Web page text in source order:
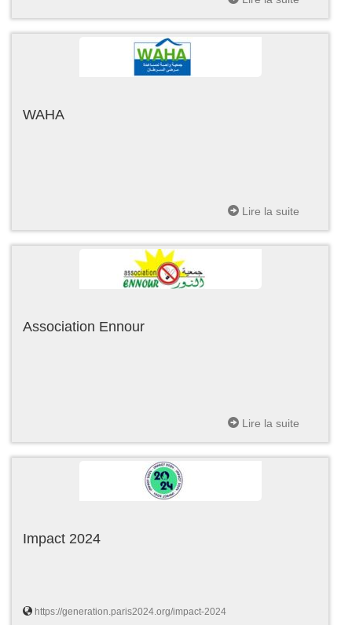
WAHA
Lire la suite
Association Ennour
Lire la suite
Impact 2024
https://generation.paris2024.org/impact-2024